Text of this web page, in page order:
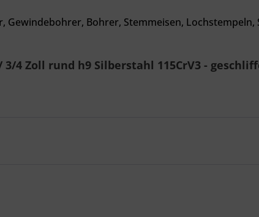
Gewindebohrer, Bohrer, Stemmeisen,
4 Zoll rund h9 Silberstahl 115CrV3 -